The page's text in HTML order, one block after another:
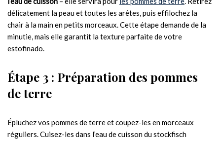
délicatement la peau et toutes les arêtes, puis effilochez la
chair à la main en petits morceaux. Cette étape demande de la
minutie, mais elle garantit la texture parfaite de votre
estofinado.
Étape 3 : Préparation des pommes
de terre
Épluchez vos pommes de terre et coupez-les en morceaux
réguliers. Cuisez-les dans l’eau de cuisson du stockfisch